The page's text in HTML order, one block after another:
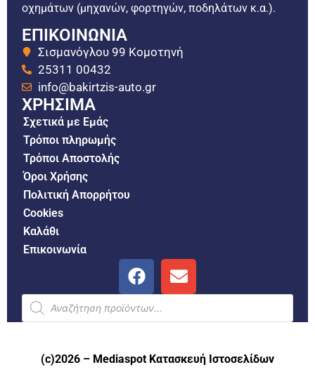
οχημάτων (μηχανών, φορτηγών, ποδηλάτων κ.α.).
ΕΠΙΚΟΙΝΩΝΙΑ
Σισμανόγλου 99 Κομοτηνή
25311 00432
info@bakirtzis-auto.gr
ΧΡΗΣΙΜΑ
Σχετικά με Εμάς
Τρόποι πληρωμής
Τρόποι Αποστολής
Όροι Χρήσης
Πολιτική Απορρήτου
Cookies
Καλάθι
Επικοινωνία
(c)2026 – Mediaspot Κατασκευή Ιστοσελίδων